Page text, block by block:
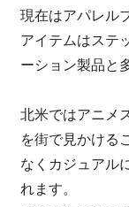
現在はアパレル
アイテムはステ
ーション製品と
北米ではアニメ
を街で見かける
なくカジュアル
れます。